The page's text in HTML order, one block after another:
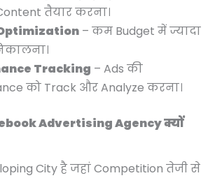
तैयार करना।
– कम Budget में ज्यादा
Tracking – Ads की
को Track और Analyze करना।
Advertising Agency क्यों
City है जहां Competition तेजी से